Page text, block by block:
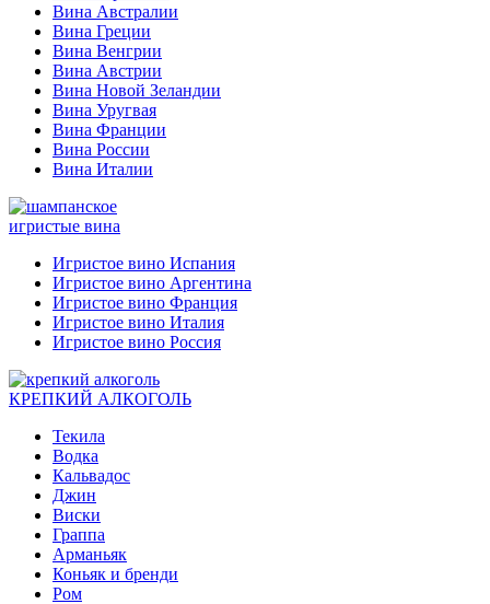
Вина Австралии
Вина Греции
Вина Венгрии
Вина Австрии
Вина Новой Зеландии
Вина Уругвая
Вина Франции
Вина России
Вина Италии
игристые вина
Игристое вино Испания
Игристое вино Аргентина
Игристое вино Франция
Игристое вино Италия
Игристое вино Россия
КРЕПКИЙ АЛКОГОЛЬ
Текила
Водка
Кальвадос
Джин
Виски
Граппа
Арманьяк
Коньяк и бренди
Ром